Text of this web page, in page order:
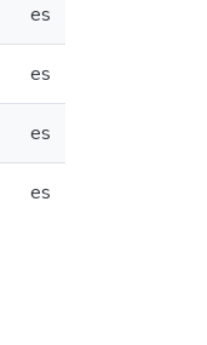
es
es
es
es